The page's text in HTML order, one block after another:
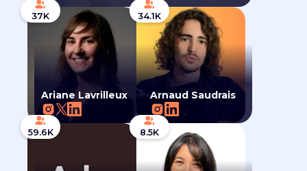
37K
Ariane Lavrilleux
34.1K
Arnaud Saudrais
59.6K 8.5K